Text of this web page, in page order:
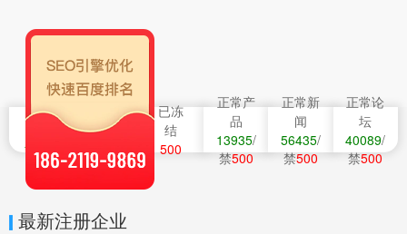
正常
14539
活
500
已冻
结
500
正常产
品
13935/
禁500
正常新
闻
56435/
禁500
正常论
坛
40089/
禁500
最新注册企业